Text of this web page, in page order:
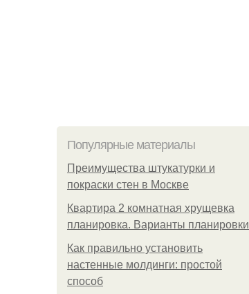
Популярные материалы
Преимущества штукатурки и
покраски стен в Москве
Квартира 2 комнатная хрущевка
планировка. Варианты планировки
Как правильно установить
настенные молдинги: простой
способ